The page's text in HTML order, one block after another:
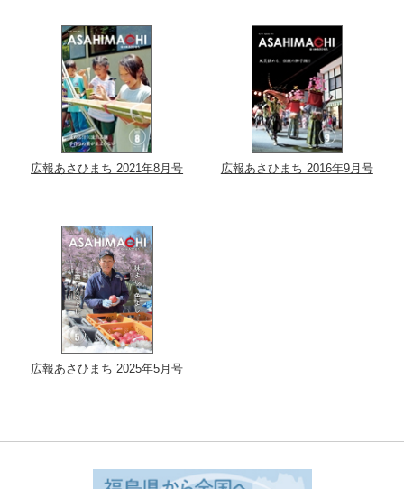
広報あさひまち 2021年8月号 広報あさひまち 2016年9月号
広報あさひまち 2025年5月号